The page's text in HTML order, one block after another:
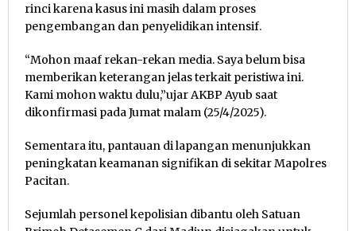
rinci karena kasus ini masih dalam proses
pengembangan dan penyelidikan intensif.
“Mohon maaf rekan-rekan media. Saya belum bisa
memberikan keterangan jelas terkait peristiwa ini.
Kami mohon waktu dulu,”ujar AKBP Ayub saat
dikonfirmasi pada Jumat malam (25/4/2025).
Sementara itu, pantauan di lapangan menunjukkan
peningkatan keamanan signifikan di sekitar Mapolres
Pacitan.
Sejumlah personel kepolisian dibantu oleh Satuan